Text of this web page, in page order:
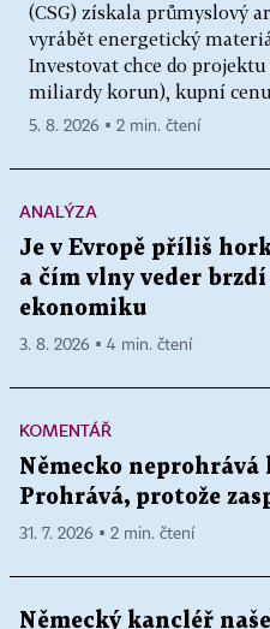
(CSG) získala průmyslový
vyrábět energetický
Investovat chce do
miliardy korun), kupní
5. 8. 2026 ▪ 2 min. čtení
ANALÝZA
Je v Evropě příliš
a čím vlny veder
ekonomiku
3. 8. 2026 ▪ 4 min. čtení
KOMENTÁŘ
Německo
Prohrává, protože
31. 7. 2026 ▪ 2 min. čtení
Německý kancléř